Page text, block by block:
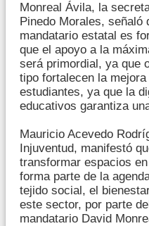
Monreal Ávila, la
Pinedo Morales, señaló
mandatario estatal es
que el apoyo a la
será primordial, ya que
tipo fortalecen la
estudiantes, ya que la
educativos garantiza
Mauricio Acevedo
Injuventud, manifestó
transformar espacios
forma parte de la
tejido social, el
este sector, por parte
mandatario David